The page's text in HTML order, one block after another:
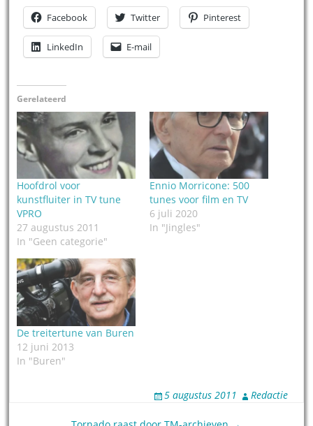
Facebook Twitter Pinterest
LinkedIn E-mail
Gerelateerd
Hoofdrol voor
kunstfluiter in TV tune
VPRO
27 augustus 2011
In "Geen categorie"
Ennio Morricone: 500
tunes voor film en TV
6 juli 2020
In "Jingles"
De treitertune van Buren
12 juni 2013
In "Buren"
5 augustus 2011 Redactie